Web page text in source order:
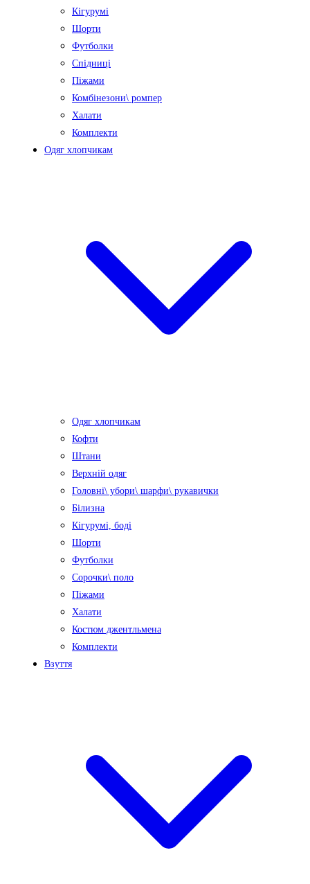
Кігурумі
Шорти
Футболки
Спідниці
Піжами
Комбінезони\ ромпер
Халати
Комплекти
Одяг хлопчикам
Одяг хлопчикам
Кофти
Штани
Верхній одяг
Головні\ убори\ шарфи\ рукавички
Білизна
Кігурумі, боді
Шорти
Футболки
Сорочки\ поло
Піжами
Халати
Костюм джентльмена
Комплекти
Взуття